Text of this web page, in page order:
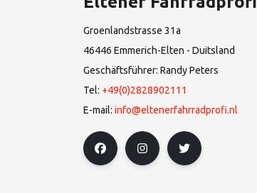
Groenlandstrasse 31a
46446 Emmerich-Elten - Duitsland
Geschäftsführer: Randy Peters
Tel: +49(0)2828902111
E-mail: info@eltenerfahrradprofi.nl